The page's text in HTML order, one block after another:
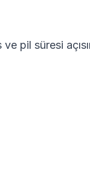
pil süresi